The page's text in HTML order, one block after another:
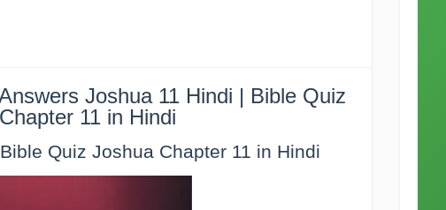
Joshua 11 Hindi | Bible Quiz
11 in Hindi
Bible Quiz Joshua Chapter 11 in Hindi